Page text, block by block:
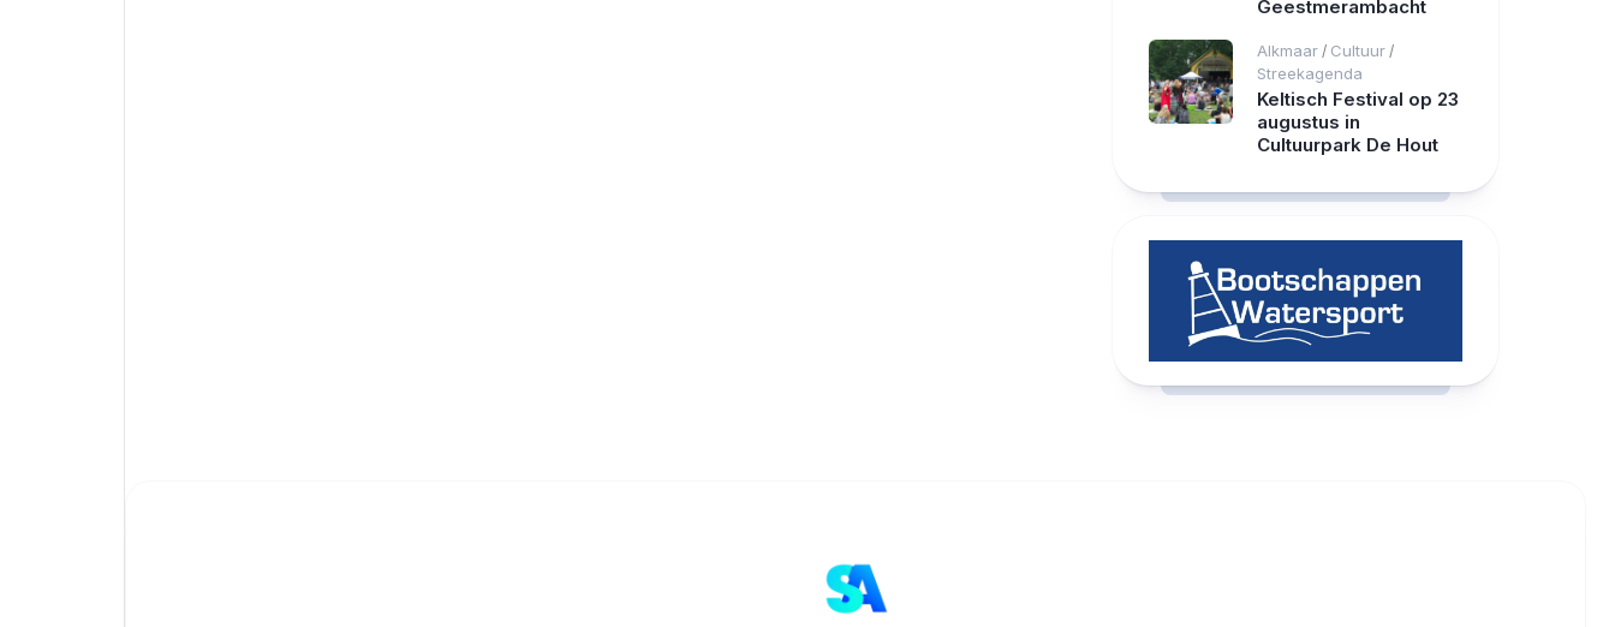
Geestmerambacht
Alkmaar / Cultuur /
Streekagenda
Keltisch Festival op 23
augustus in
Cultuurpark De Hout